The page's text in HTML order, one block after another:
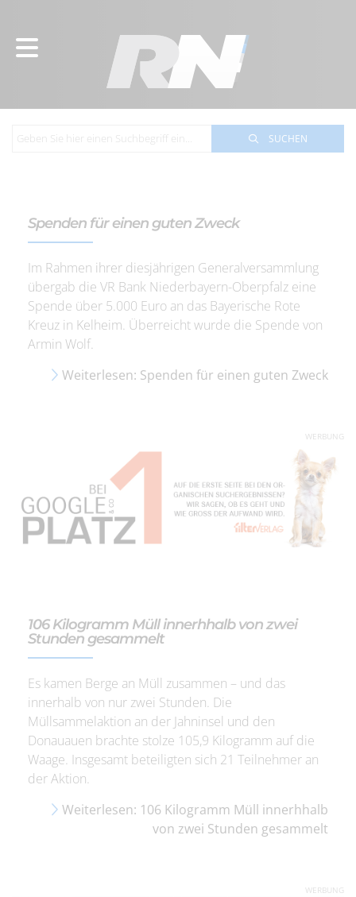
SUCHEN
Spenden für einen guten Zweck
Im Rahmen ihrer diesjährigen Generalversammlung
übergab die VR Bank Niederbayern-Oberpfalz eine
Spende über 5.000 Euro an das Bayerische Rote
Kreuz in Kelheim. Überreicht wurde die Spende von
Armin Wolf.
Weiterlesen: Spenden für einen guten Zweck
WERBUNG
106 Kilogramm Müll innerhhalb von zwei
Stunden gesammelt
Es kamen Berge an Müll zusammen – und das
innerhalb von nur zwei Stunden. Die
Müllsammelaktion an der Jahninsel und den
Donauauen brachte stolze 105,9 Kilogramm auf die
Waage. Insgesamt beteiligten sich 21 Teilnehmer an
der Aktion.
Weiterlesen: 106 Kilogramm Müll innerhhalb
von zwei Stunden gesammelt
WERBUNG